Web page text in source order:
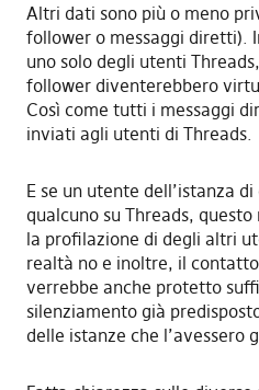
Altri dati sono più o meno
follower o messaggi diretti).
uno solo degli utenti
follower diventerebbero
Così come tutti i messaggi
inviati agli utenti di Threads.
E se un utente dell’istanza
qualcuno su Threads,
la profilazione di degli altri
realtà no e inoltre, il
verrebbe anche protetto
silenziamento già
delle istanze che l’avessero